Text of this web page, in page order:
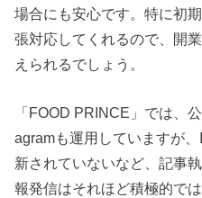
場合にも安心です。特に初
張対応してくれるので、開
えられるでしょう。
「FOOD PRINCE」では、
agramも運用していますが
新されていないなど、記事
報発信はそれほど積極的では